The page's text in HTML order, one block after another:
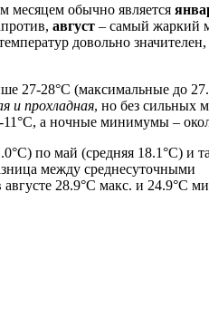
месяцем обычно является
август – самый жаркий
довольно значителен,
27-28°C (максимальные до
и прохладная, но без сильных
а ночные минимумы –
по май (средняя 18.1°C) и
между среднесуточными
28.9°C макс. и 24.9°C